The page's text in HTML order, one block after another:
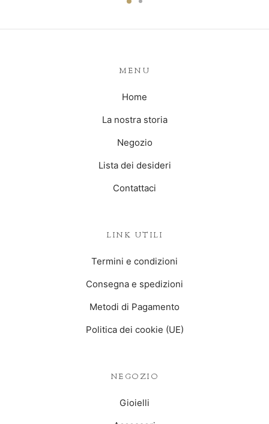
LINK UTILI
Termini e condizioni
Consegna e spedizioni
Metodi di Pagamento
Politica dei cookie (UE)
NEGOZIO
Gioielli
MENU
Home
La nostra storia
Negozio
Lista dei desideri
Contattaci